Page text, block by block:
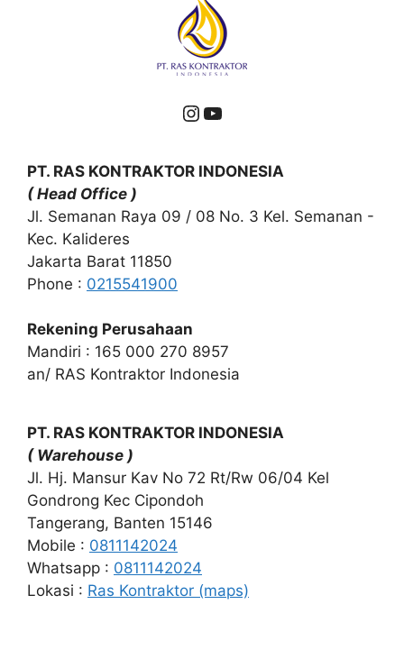
Instagram
YouTube
PT. RAS KONTRAKTOR INDONESIA
( Head Office )
Jl. Semanan Raya 09 / 08 No. 3 Kel. Semanan -
Kec. Kalideres
Jakarta Barat 11850
Phone : 0215541900
Rekening Perusahaan
Mandiri : 165 000 270 8957
an/ RAS Kontraktor Indonesia
PT. RAS KONTRAKTOR INDONESIA
( Warehouse )
Jl. Hj. Mansur Kav No 72 Rt/Rw 06/04 Kel
Gondrong Kec Cipondoh
Tangerang, Banten 15146
Mobile : 0811142024
Whatsapp : 0811142024
Lokasi : Ras Kontraktor (maps)